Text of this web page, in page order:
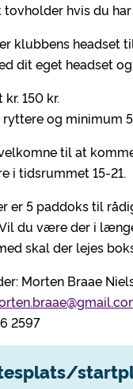
tovholder hvis du
klubbens headset
dit eget headset
150 kr.
ryttere og minimum
til at
i tidsrummet 15-21.
er 5 paddoks til
du være der i
skal der lejes
Morten Braae
2597